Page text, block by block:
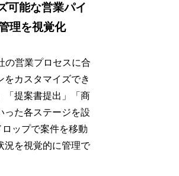
可能な営業パイ
理を視覚化
の営業プロセスに合
をカスタマイズでき
「提案書提出」「商
った各ステージを設
ップで案件を移動
況を視覚的に管理で